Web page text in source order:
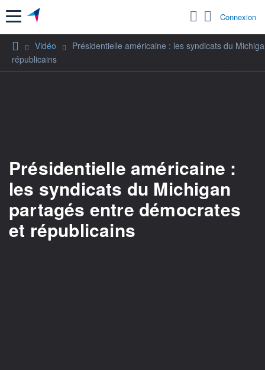
Menu Connexion
Vidéo
Présidentielle américaine : les syndicats du
républicains
Présidentielle américaine :
les syndicats du Michigan
partagés entre démocrates
et républicains